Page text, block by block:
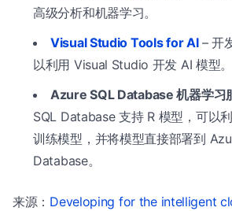
高级分析和机器学习。
Visual Studio Tools for AI– 开
以利用 Visual Studio 开发 AI 模型。
Azure SQL Database 机器学习
SQL Database 支持 R 模型，可以
训练模型，并将模型直接部署到
Database。
来源： Developing for the intelligent